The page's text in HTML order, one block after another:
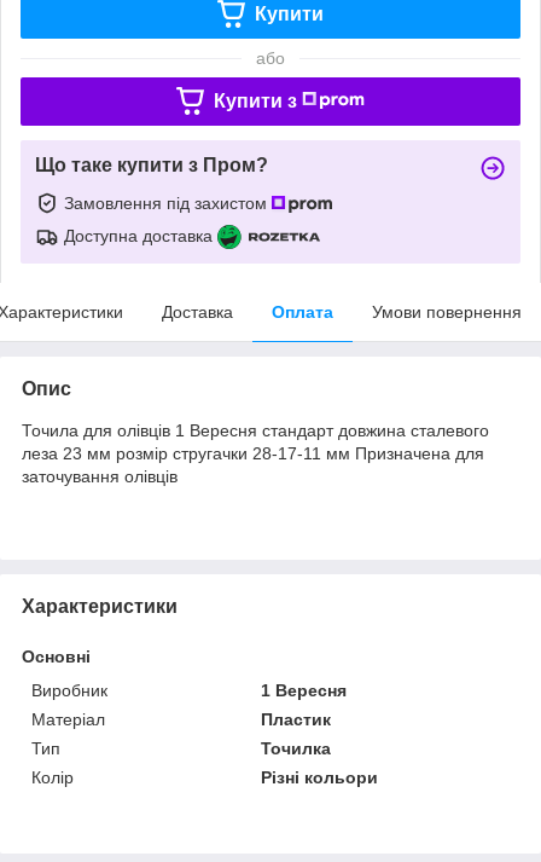
Купити
або
Купити з
Що таке купити з Пром?
Замовлення під захистом
Доступна доставка
Доставка Оплата Умови повернення
Опис
Точила для олівців 1 Вересня стандарт довжина сталевого
леза 23 мм розмір стругачки 28-17-11 мм Призначена для
заточування олівців
Характеристики
Основні
Виробник
1 Вересня
Матеріал
Пластик
Тип
Точилка
Колір
Різні кольори